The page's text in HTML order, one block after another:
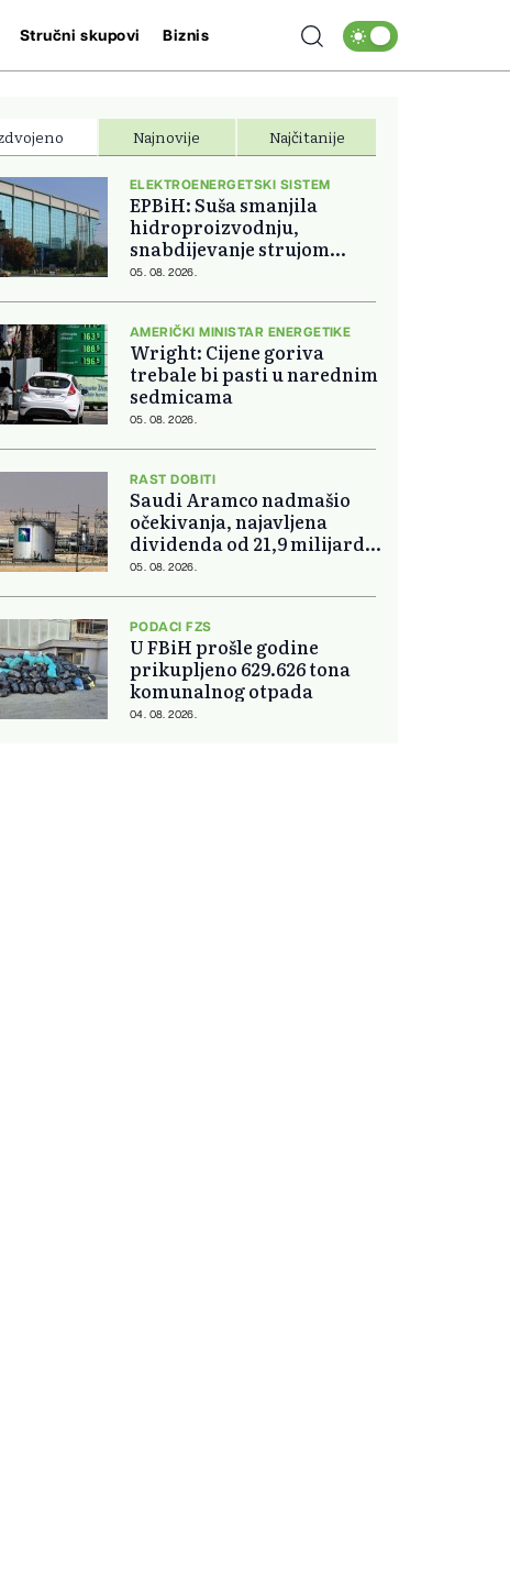
Stručni skupovi Biznis
Najnovije Najčitanije
ELEKTROENERGETSKI SISTEM
EPBiH: Suša smanjila
hidroproizvodnju,
snabdijevanje strujom
ostaje stabilno
05. 08. 2026.
AMERIČKI MINISTAR ENERGETIKE
Wright: Cijene goriva
trebale bi pasti u narednim
sedmicama
05. 08. 2026.
RAST DOBITI
Saudi Aramco nadmašio
očekivanja, najavljena
dividenda od 21,9 milijardi
dolara
05. 08. 2026.
PODACI FZS
U FBiH prošle godine
prikupljeno 629.626 tona
komunalnog otpada
04. 08. 2026.